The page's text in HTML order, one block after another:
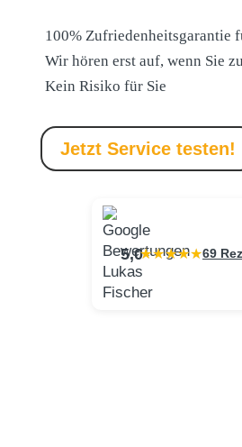
100% Zufriedenheitsgarantie
Wir hören erst auf, wenn Sie
Kein Risiko für Sie
Jetzt Service testen!
5,0 69